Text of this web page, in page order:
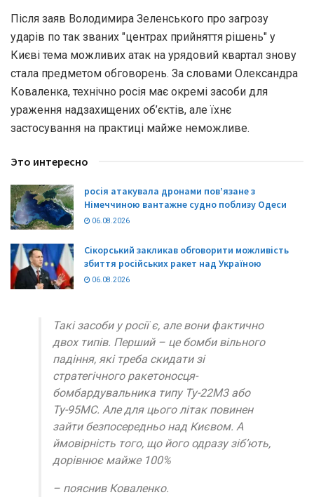
Після заяв Володимира Зеленського про загрозу
ударів по так званих "центрах прийняття рішень" у
Києві тема можливих атак на урядовий квартал знову
стала предметом обговорень. За словами Олександра
Коваленка, технічно росія має окремі засоби для
ураження надзахищених об’єктів, але їхнє
застосування на практиці майже неможливе.
Это интересно
росія атакувала дронами пов’язане з
Німеччиною вантажне судно поблизу Одеси
06.08.2026
Сікорський закликав обговорити можливість
збиття російських ракет над Україною
06.08.2026
Такі засоби у росії є, але вони фактично
двох типів. Перший – це бомби вільного
падіння, які треба скидати зі
стратегічного ракетоносця-
бомбардувальника типу Ту-22М3 або
Ту-95МС. Але для цього літак повинен
зайти безпосередньо над Києвом. А
ймовірність того, що його одразу зіб’ють,
дорівнює майже 100%
– пояснив Коваленко.